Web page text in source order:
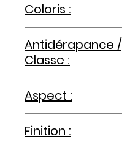
Coloris :
Antidérapance /
Classe :
Aspect :
Finition :